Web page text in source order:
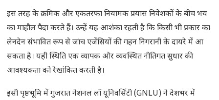
इस तरह के क्रमिक और एकतरफा नियामक प्रयास निवेशकों के बीच भय
का माहौल पैदा करते हैं। उन्हें यह आशंका रहती है कि किसी भी प्रकार का
लेनदेन संभावित रूप से जांच एजेंसियों की गहन निगरानी के दायरे में आ
सकता है। यही स्थिति एक व्यापक और व्यवस्थित नीतिगत सुधार की
आवश्यकता को रेखांकित करती है।
इसी पृष्ठभूमि में गुजरात नेशनल लॉ यूनिवर्सिटी (GNLU) ने देशभर में